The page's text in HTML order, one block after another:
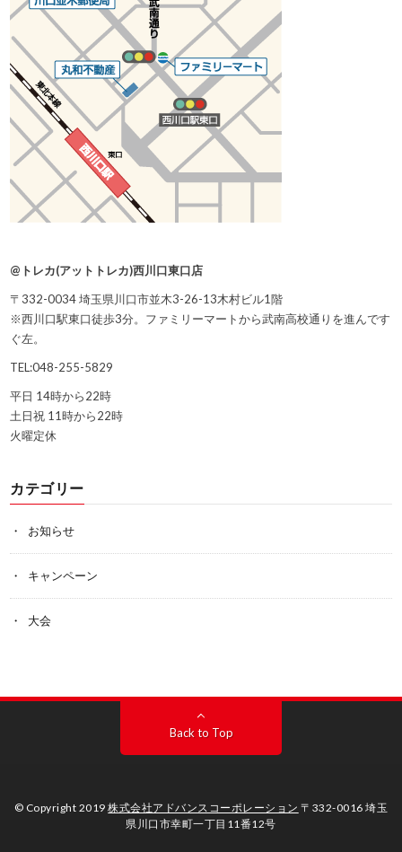
@トレカ(アットトレカ)西川口東口店
〒332-0034 埼玉県川口市並木3-26-13木村ビル1階
※西川口駅東口徒歩3分。ファミリーマートから武南高校通りを進んです
ぐ左。
TEL:048-255-5829
平日 14時から22時
土日祝 11時から22時
火曜定休
カテゴリー
お知らせ
キャンペーン
大会
Back to Top
© Copyright 2019株式会社アドバンスコーポレーション 〒332-0016 埼玉
県川口市幸町一丁目11番12号